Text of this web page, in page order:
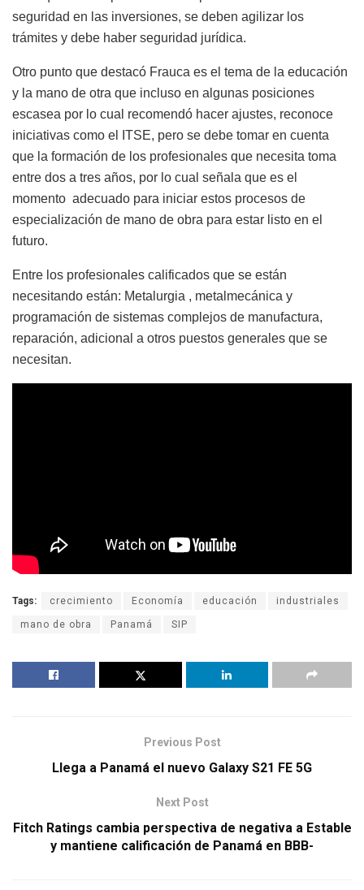
seguridad en las inversiones, se deben agilizar los
trámites y debe haber seguridad jurídica.
Otro punto que destacó Frauca es el tema de la educación
y la mano de otra que incluso en algunas posiciones
escasea por lo cual recomendó hacer ajustes, reconoce
iniciativas como el ITSE, pero se debe tomar en cuenta
que la formación de los profesionales que necesita toma
entre dos a tres años, por lo cual señala que es el
momento adecuado para iniciar estos procesos de
especialización de mano de obra para estar listo en el
futuro.
Entre los profesionales calificados que se están
necesitando están: Metalurgia , metalmecánica y
programación de sistemas complejos de manufactura,
reparación, adicional a otros puestos generales que se
necesitan.
Tags: crecimiento Economía educación industriales
mano de obra Panamá SIP
Previous Post
Llega a Panamá el nuevo Galaxy S21 FE 5G
Next Post
Fitch Ratings cambia perspectiva de negativa a Estable
y mantiene calificación de Panamá en BBB-